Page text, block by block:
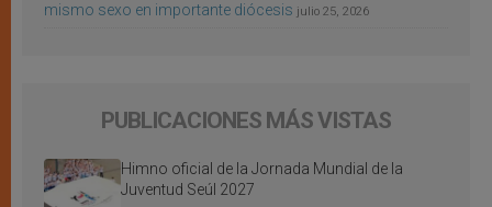
mismo sexo en importante diócesis julio 25, 2026
PUBLICACIONES MÁS VISTAS
Himno oficial de la Jornada Mundial de la
Juventud Seúl 2027